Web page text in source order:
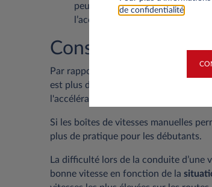
peu à peu la pédale
l’accélérateur. La voiture
Conseils pour
Par rapport à un véhicule à
est plus difficile. Il faut apprendre à
l'accélérateur.
Si les boîtes de vitesses manuelles
plus de pratique pour les débutants.
La difficulté lors de la conduite d’une
bonne vitesse en fonction de la
de confidentialité